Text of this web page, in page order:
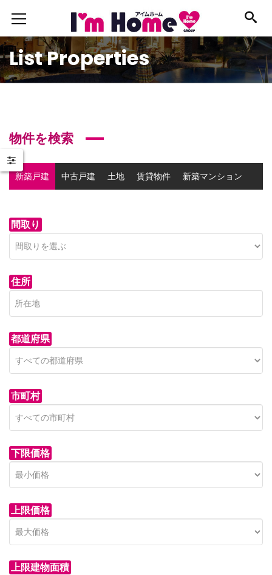
List Properties
物件を検索
新築戸建 中古戸建 土地 賃貸物件 新築マンション
間取り
住所
都道府県
市町村
下限価格
上限価格
上限建物面積